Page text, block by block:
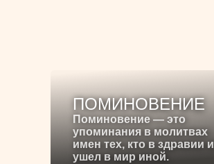
ПОМИНОВЕНИЕ
Поминовение — это
упоминания в молитвах
имен тех, кто в здравии
ушел в мир иной.